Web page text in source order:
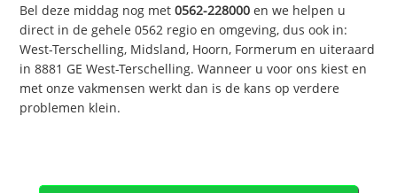
Bel deze middag nog met0562-228000 en we helpen u
direct in de gehele 0562 regio en omgeving, dus ook in:
West-Terschelling, Midsland, Hoorn, Formerum en uiteraard
in 8881 GE West-Terschelling. Wanneer u voor ons kiest en
met onze vakmensen werkt dan is de kans op verdere
problemen klein.